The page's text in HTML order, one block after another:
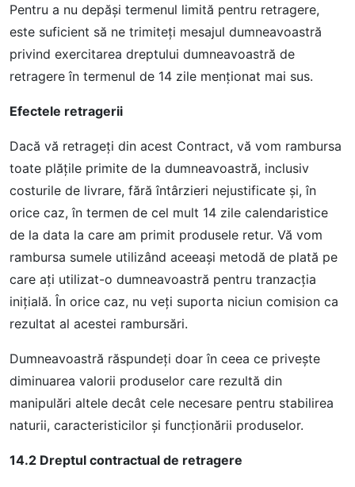
Pentru a nu depăşi termenul limită pentru retragere,
este suficient să ne trimiteţi mesajul dumneavoastră
privind exercitarea dreptului dumneavoastră de
retragere în termenul de 14 zile menţionat mai sus.
Efectele retragerii
Dacă vă retrageţi din acest Contract, vă vom rambursa
toate plăţile primite de la dumneavoastră, inclusiv
costurile de livrare, fără întârzieri nejustificate şi, în
orice caz, în termen de cel mult 14 zile calendaristice
de la data la care am primit produsele retur. Vă vom
rambursa sumele utilizând aceeaşi metodă de plată pe
care aţi utilizat-o dumneavoastră pentru tranzacţia
iniţială. În orice caz, nu veţi suporta niciun comision ca
rezultat al acestei rambursări.
Dumneavoastră răspundeţi doar în ceea ce priveşte
diminuarea valorii produselor care rezultă din
manipulări altele decât cele necesare pentru stabilirea
naturii, caracteristicilor şi funcţionării produselor.
14.2 Dreptul contractual de retragere